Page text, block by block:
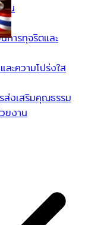
ยน
การทุจริตและ
ะความโปร่งใส
ส่งเสริมคุณธรรม
ยงาน